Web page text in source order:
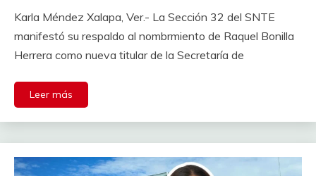
Karla Méndez Xalapa, Ver.- La Sección 32 del SNTE
manifestó su respaldo al nombrmiento de Raquel Bonilla
Herrera como nueva titular de la Secretaría de
Leer más